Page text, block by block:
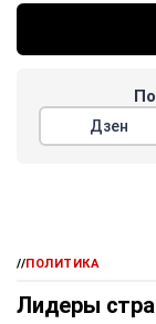
Дзен
//ПОЛИТИКА
Лидеры